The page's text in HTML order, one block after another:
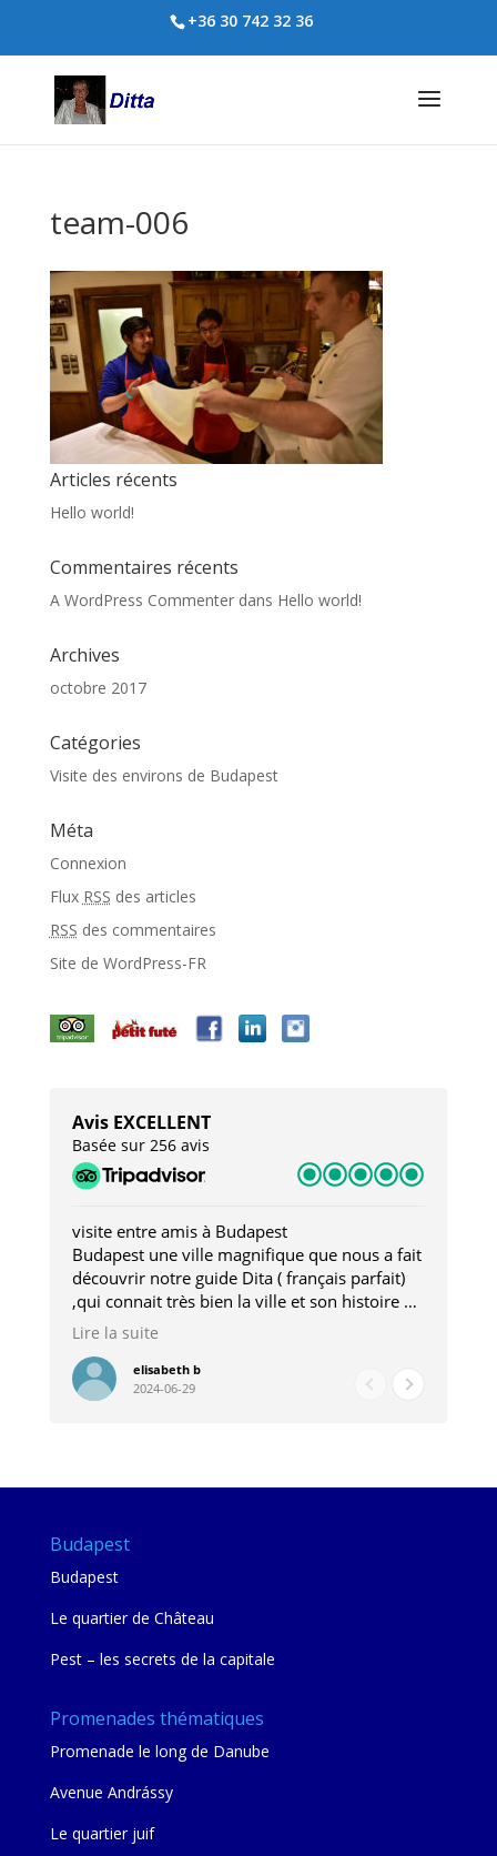
+36 30 742 32 36
team-006
Articles récents
Hello world!
Commentaires récents
A WordPress Commenterdans Hello world!
Archives
octobre 2017
Catégories
Visite des environs de Budapest
Méta
Connexion
Flux RSS des articles
RSS des commentaires
Site de WordPress-FR
Avis EXCELLENT
Basée sur 256 avis
visite entre amis à Budapest
Budapest une ville magnifique que nous a fait
découvrir notre guide Dita ( français parfait)
,qui connait très bien la ville et son histoire et
qui nous a permis d'accéder à des lieux
pour les restaurants . A la fin de notre séjour
nous étions plus avec une amie qu' une guide
Lire la suite
elisabeth b
2024-06-29
Budapest
Budapest
Le quartier de Château
Pest – les secrets de la capitale
Promenades thématiques
Promenade le long de Danube
Avenue Andrássy
Le quartier juif